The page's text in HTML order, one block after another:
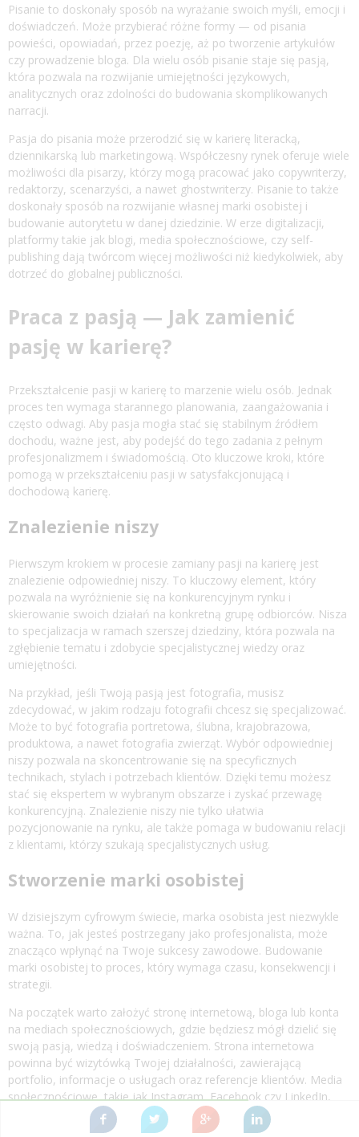
Pisanie to doskonały sposób na wyrażanie swoich myśli, emocji i
doświadczeń. Może przybierać różne formy — od pisania
powieści, opowiadań, przez poezję, aż po tworzenie artykułów
czy prowadzenie bloga. Dla wielu osób pisanie staje się pasją,
która pozwala na rozwijanie umiejętności językowych,
analitycznych oraz zdolności do budowania skomplikowanych
narracji.
Pasja do pisania może przerodzić się w karierę literacką,
dziennikarską lub marketingową. Współczesny rynek oferuje wiele
możliwości dla pisarzy, którzy mogą pracować jako copywriterzy,
redaktorzy, scenarzyści, a nawet ghostwriterzy. Pisanie to także
doskonały sposób na rozwijanie własnej marki osobistej i
budowanie autorytetu w danej dziedzinie. W erze digitalizacji,
platformy takie jak blogi, media społecznościowe, czy self-
publishing dają twórcom więcej możliwości niż kiedykolwiek, aby
dotrzeć do globalnej publiczności.
Praca z pasją — Jak zamienić
pasję w karierę?
Przekształcenie pasji w karierę to marzenie wielu osób. Jednak
proces ten wymaga starannego planowania, zaangażowania i
często odwagi. Aby pasja mogła stać się stabilnym źródłem
dochodu, ważne jest, aby podejść do tego zadania z pełnym
profesjonalizmem i świadomością. Oto kluczowe kroki, które
pomogą w przekształceniu pasji w satysfakcjonującą i
dochodową karierę.
Znalezienie niszy
Pierwszym krokiem w procesie zamiany pasji na karierę jest
znalezienie odpowiedniej niszy. To kluczowy element, który
pozwala na wyróżnienie się na konkurencyjnym rynku i
skierowanie swoich działań na konkretną grupę odbiorców. Nisza
to specjalizacja w ramach szerszej dziedziny, która pozwala na
zgłębienie tematu i zdobycie specjalistycznej wiedzy oraz
umiejętności.
Na przykład, jeśli Twoją pasją jest fotografia, musisz
zdecydować, w jakim rodzaju fotografii chcesz się specjalizować.
Może to być fotografia portretowa, ślubna, krajobrazowa,
produktowa, a nawet fotografia zwierząt. Wybór odpowiedniej
niszy pozwala na skoncentrowanie się na specyficznych
technikach, stylach i potrzebach klientów. Dzięki temu możesz
stać się ekspertem w wybranym obszarze i zyskać przewagę
konkurencyjną. Znalezienie niszy nie tylko ułatwia
pozycjonowanie na rynku, ale także pomaga w budowaniu relacji
z klientami, którzy szukają specjalistycznych usług.
Stworzenie marki osobistej
W dzisiejszym cyfrowym świecie, marka osobista jest niezwykle
ważna. To, jak jesteś postrzegany jako profesjonalista, może
znacząco wpłynąć na Twoje sukcesy zawodowe. Budowanie
marki osobistej to proces, który wymaga czasu, konsekwencji i
strategii.
Na początek warto założyć stronę internetową, bloga lub konta
na mediach społecznościowych, gdzie będziesz mógł dzielić się
swoją pasją, wiedzą i doświadczeniem. Strona internetowa
powinna być wizytówką Twojej działalności, zawierającą
portfolio, informacje o usługach oraz referencje klientów. Media
społecznościowe, takie jak Instagram, Facebook czy LinkedIn,
mogą służyć jako platforma do budowania społeczności,
nawiązywania kontaktów z potencjalnymi klientami i